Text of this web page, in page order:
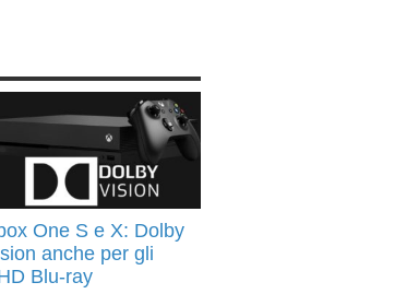
One S e X: Dolby
anche per gli
Blu-ray